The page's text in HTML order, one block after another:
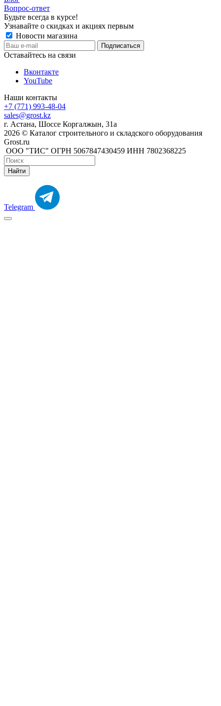
Вопрос-ответ
Будьте всегда в курсе!
Узнавайте о скидках и акциях первым
Новости магазина
Оставайтесь на связи
Вконтакте
YouTube
Наши контакты
+7 (771) 993-48-04
sales@grost.kz
г. Астана, Шоссе Коргалжын, 31а
2026 © Каталог строительного и складского оборудования
Grost.ru
ООО "ТИС" ОГРН 5067847430459 ИНН 7802368225
Найти
Telegram